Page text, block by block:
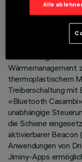
Miniaturisierter,
für die Installation
bestehend aus der
lackiertem
um eine lange
Wärmemanagement
thermoplastischem
Treiberschaltung
«Bluetooth
unabhängige
die Schiene
aktivierbarer Beacon
Anwendungen von
Jiminy-Apps
Alle